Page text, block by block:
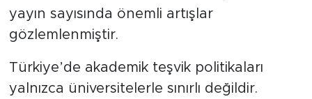
yayın sayısında önemli artışlar
gözlemlenmiştir.
Türkiye’de akademik teşvik politikaları
yalnızca üniversitelerle sınırlı değildir.